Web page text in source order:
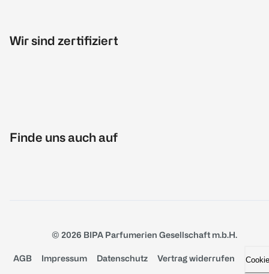
Wir sind zertifiziert
Finde uns auch auf
© 2026 BIPA Parfumerien Gesellschaft m.b.H.
AGB Impressum Datenschutz Vertrag widerrufen